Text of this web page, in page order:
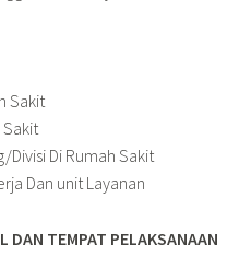
Sakit
Sakit
Divisi Di Rumah Sakit
Dan unit Layanan
DAN TEMPAT PELAKSANAAN